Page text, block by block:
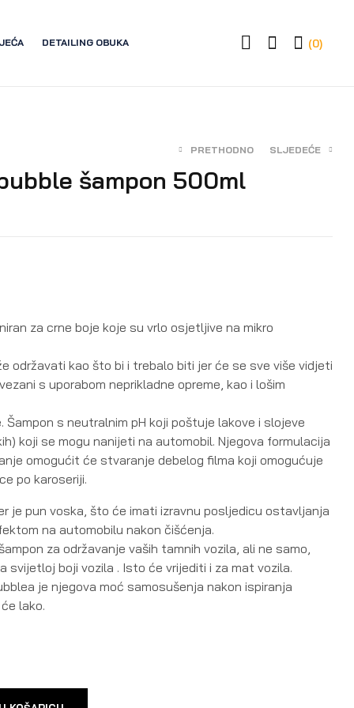
DETAILING OBUKA (0)
PRETHODNO SLJEDEĆE
šampon 500ml
za crne boje koje su vrlo osjetljive na mikro
održavati kao što bi i trebalo biti jer će se sve više vidjeti
s uporabom neprikladne opreme, kao i lošim
Šampon s neutralnim pH koji poštuje lakove i slojeve
koji se mogu nanijeti na automobil. Njegova formulacija
omogućit će stvaranje debelog filma koji omogućuje
po karoseriji.
je pun voska, što će imati izravnu posljedicu ostavljanja
na automobilu nakon čišćenja.
za održavanje vaših tamnih vozila, ali ne samo,
svijetloj boji vozila . Isto će vrijediti i za mat vozila.
je njegova moć samosušenja nakon ispiranja
lako.